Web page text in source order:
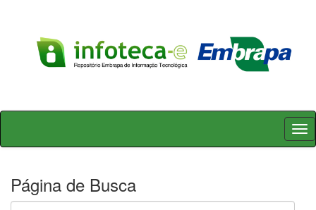
Skip
Página de Busca